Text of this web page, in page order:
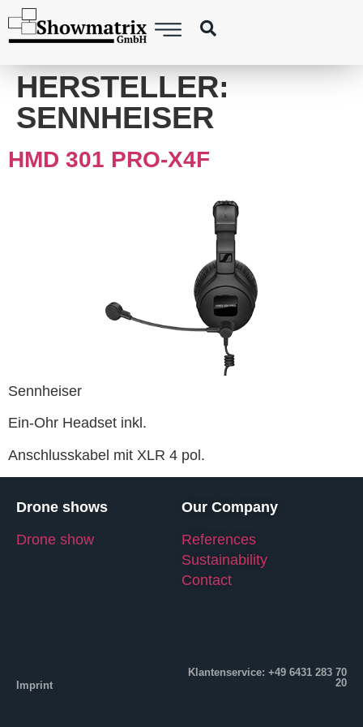
content
HERSTELLER:
SENNHEISER
HMD 301 PRO-X4F
Sennheiser
Ein-Ohr Headset inkl.
Anschlusskabel mit XLR 4 pol.
Drone shows
Drone show
Our Company
References
Sustainability
Contact
Imprint
Klantenservice: +49 6431 283 70
20